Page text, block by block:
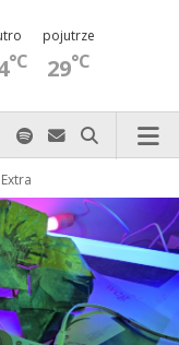
°C
pojutrze
29°C
nas zadzwoń
Facebook-u
na Xnas na Instagram-ie
Odwiedź nas na TikTok-u
Szukaj nas na Spotify
Wyślij do nas
Szukaj